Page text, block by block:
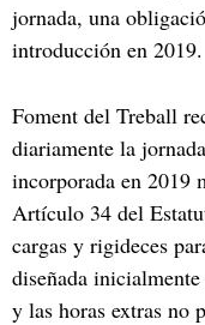
jornada, una
introducción en 2019.
Foment del Treball
diariamente la
incorporada en 2019
Artículo 34 del
cargas y rigideces
diseñada
y las horas extras no